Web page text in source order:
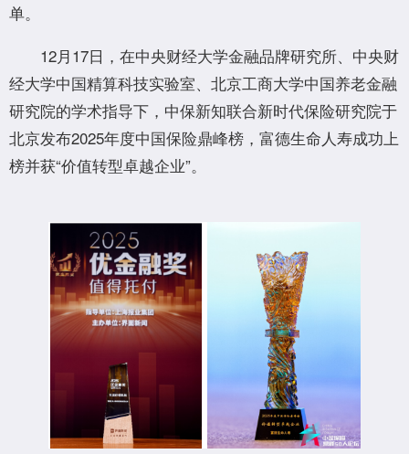
单。
12月17日，在中央财经大学金融品牌研究所、中央财
经大学中国精算科技实验室、北京工商大学中国养老金融
研究院的学术指导下，中保新知联合新时代保险研究院于
北京发布2025年度中国保险鼎峰榜，富德生命人寿成功上
榜并获“价值转型卓越企业”。